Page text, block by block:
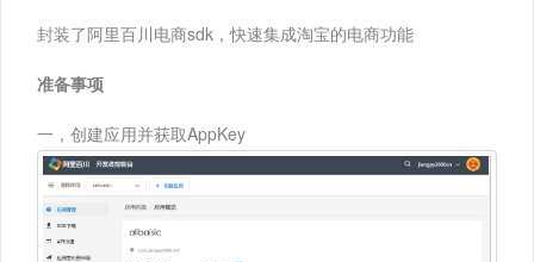
封装了阿里百川电商sdk，快速集成淘宝的电商功能
准备事项
一，创建应用并获取AppKey